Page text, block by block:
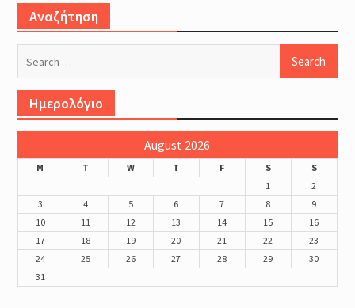
Φυσιολογικά και Πρακτικά
Προπόνηση Τριάθλου :
Τριάθλου
Αναζήτηση
Ημερολόγιο
August 2026
M T W T F S
S
1
2
3
4 5 6 7 8
9
10
11 12 13 14 15
16
17
18 19 20 21 22
23
24
25 26 27 28 29
30
31